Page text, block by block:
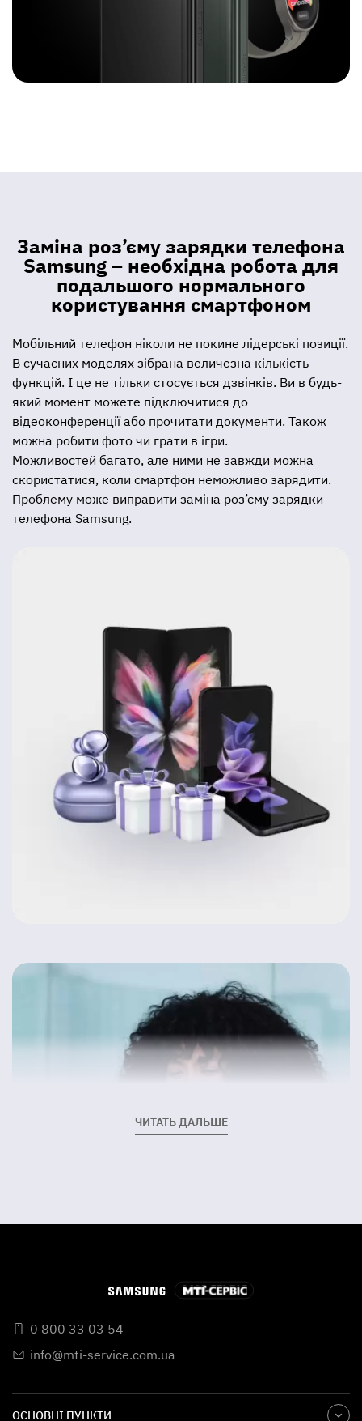
Заміна роз’єму зарядки телефона
Samsung – необхідна робота для
подальшого нормального
користування смартфоном
Мобільний телефон ніколи не покине лідерські позиції.
В сучасних моделях зібрана величезна кількість
функцій. І це не тільки стосується дзвінків. Ви в будь-
який момент можете підключитися до
відеоконференції або прочитати документи. Також
можна робити фото чи грати в ігри.
Можливостей багато, але ними не завжди можна
скористатися, коли смартфон неможливо зарядити.
Проблему може виправити заміна роз’єму зарядки
телефона Samsung.
Чому виникає потреба в ремонті?
ЧИТАТЬ ДАЛЬШЕ
0 800 33 03 54
info@mti-service.com.ua
ОСНОВНІ ПУНКТИ